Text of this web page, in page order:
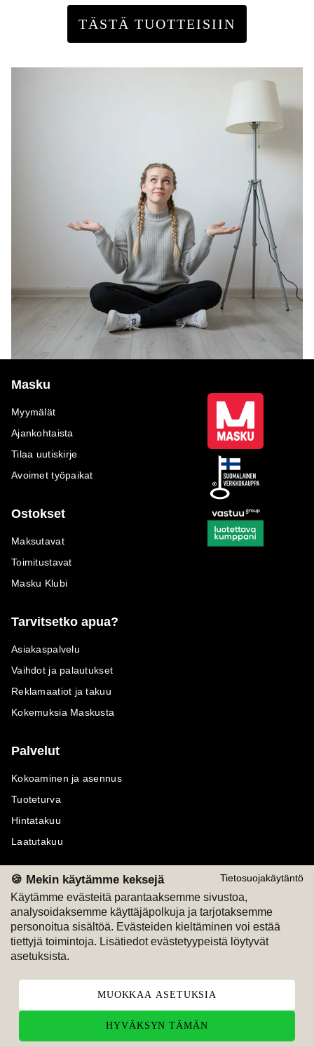
Tietosuojakäytäntö
🍪 Mekin käytämme keksejä
Käytämme evästeitä parantaaksemme sivustoa,
analysoidaksemme käyttäjäpolkuja ja tarjotaksemme
personoitua sisältöä. Evästeiden kieltäminen voi estää
tiettyjä toimintoja. Lisätiedot evästetyypeistä löytyvät
asetuksista.
MUOKKAA ASETUKSIA
HYVÄKSYN TÄMÄN
TÄSTÄ TUOTTEISIIN
Masku
Myymälät
Ajankohtaista
Tilaa uutiskirje
Avoimet työpaikat
Ostokset
Maksutavat
Toimitustavat
Masku Klubi
Tarvitsetko apua?
Asiakaspalvelu
Vaihdot ja palautukset
Reklamaatiot ja takuu
Kokemuksia Maskusta
Palvelut
Kokoaminen ja asennus
Tuoteturva
Hintatakuu
Laatutakuu
Maksutavat
M
Seuraa meitä